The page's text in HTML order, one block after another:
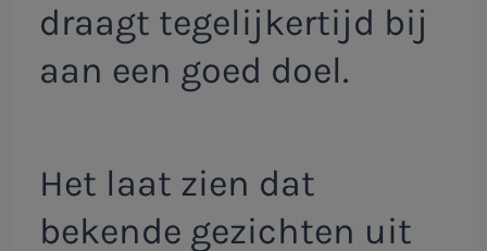
draagt tegelijkertijd bij
aan een goed doel.
Het laat zien dat
bekende gezichten uit